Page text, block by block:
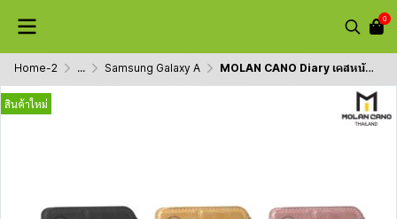
0
Home-2 ... Samsung Galaxy A MOLAN CANO Diary เคสหนังฝาพับ รุ่น A14,A24,A34,A54,A35,A13,A25,A15 ปกป้องรอบตัวเครี่องสำหรับ Samsung
สินค้าใหม่